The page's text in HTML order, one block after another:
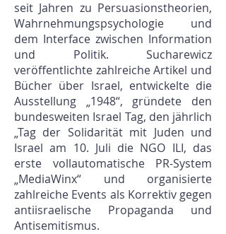
seit Jahren zu Persuasionstheorien,
Wahrnehmungspsychologie und
dem Interface zwischen Information
und Politik. Sucharewicz
veröffentlichte zahlreiche Artikel und
Bücher über Israel, entwickelte die
Ausstellung „1948“, gründete den
bundesweiten Israel Tag, den jährlich
„Tag der Solidarität mit Juden und
Israel am 10. Juli die NGO ILI, das
erste vollautomatische PR-System
„MediaWinx“ und organisierte
zahlreiche Events als Korrektiv gegen
antiisraelische Propaganda und
Antisemitismus.